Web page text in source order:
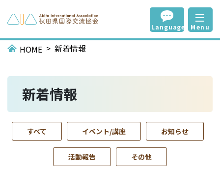
Language Menu
HOME 新着情報
新着情報
すべて イベント/講座 お知らせ
活動報告 その他